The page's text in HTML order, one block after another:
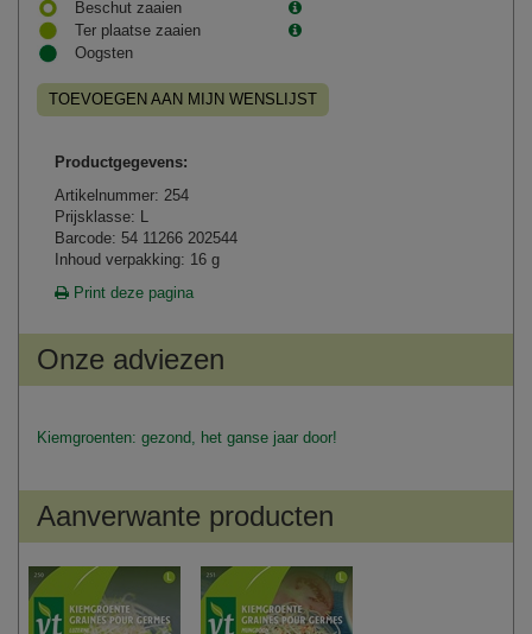
Beschut zaaien
Ter plaatse zaaien
Oogsten
TOEVOEGEN AAN MIJN WENSLIJST
Productgegevens:
Artikelnummer: 254
Prijsklasse: L
Barcode: 54 11266 202544
Inhoud verpakking: 16 g
Print deze pagina
Onze adviezen
Kiemgroenten: gezond, het ganse jaar door!
Aanverwante producten